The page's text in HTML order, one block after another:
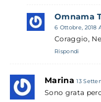
Omnama
6 Ottobre, 2018
Coraggio,
Rispondi
Marina 13
Sono grata